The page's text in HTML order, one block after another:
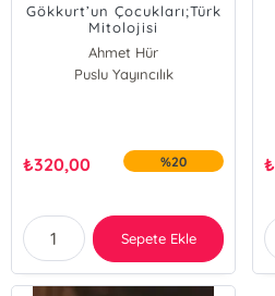
Gökkurt’un Çocukları;Türk
Mitolojisi
Ahmet Hür
Puslu Yayıncılık
₺320,00 %20
Sepete Ekle
₺